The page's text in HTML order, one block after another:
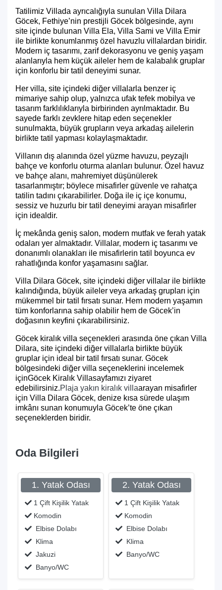
Tatilimiz Villada ayrıcalığıyla sunulan Villa Dilara
Göcek, Fethiye’nin prestijli Göcek bölgesinde, aynı
site içinde bulunan Villa Ela, Villa Sami ve Villa Emir
ile birlikte konumlanmış özel havuzlu villalardan biridir.
Modern iç tasarımı, zarif dekorasyonu ve geniş yaşam
alanlarıyla hem küçük aileler hem de kalabalık gruplar
için konforlu bir tatil deneyimi sunar.
Her villa, site içindeki diğer villalarla benzer iç
mimariye sahip olup, yalnızca ufak tefek mobilya ve
tasarım farklılıklarıyla birbirinden ayrılmaktadır. Bu
sayede farklı zevklere hitap eden seçenekler
sunulmakta, büyük grupların veya arkadaş ailelerin
birlikte tatil yapması kolaylaşmaktadır.
Villanın dış alanında özel yüzme havuzu, peyzajlı
bahçe ve konforlu oturma alanları bulunur. Özel havuz
ve bahçe alanı, mahremiyet düşünülerek
tasarlanmıştır; böylece misafirler güvenle ve rahatça
tatilin tadını çıkarabilirler. Doğa ile iç içe konumu,
sessiz ve huzurlu bir tatil deneyimi arayan misafirler
için idealdir.
İç mekânda geniş salon, modern mutfak ve ferah yatak
odaları yer almaktadır. Villalar, modern iç tasarımı ve
donanımlı olanakları ile misafirlerin tatil boyunca ev
rahatlığında konfor yaşamasını sağlar.
Villa Dilara Göcek, site içindeki diğer villalar ile birlikte
kalındığında, büyük aileler veya arkadaş grupları için
mükemmel bir tatil fırsatı sunar. Hem modern yaşamın
tüm konforlarına sahip olabilir hem de Göcek’in
doğasının keyfini çıkarabilirsiniz.
Göcek kiralık villa seçenekleri arasında öne çıkan Villa
Dilara, site içindeki diğer villalarla birlikte büyük
gruplar için ideal bir tatil fırsatı sunar. Göcek
bölgesindeki diğer villa seçeneklerini incelemek
içinGöcek Kiralık Villasayfamızı ziyaret
edebilirsiniz.Plaja yakın kiralık villaarayan misafirler
için Villa Dilara Göcek, denize kısa sürede ulaşım
imkânı sunan konumuyla Göcek’te öne çıkan
seçeneklerden biridir.
Oda Bilgileri
1. Yatak Odası
1 Çift Kişilik Yatak
Komodin
Elbise Dolabı
Klima
Jakuzi
Banyo/WC
2. Yatak Odası
1 Çift Kişilik Yatak
Komodin
Elbise Dolabı
Klima
Banyo/WC